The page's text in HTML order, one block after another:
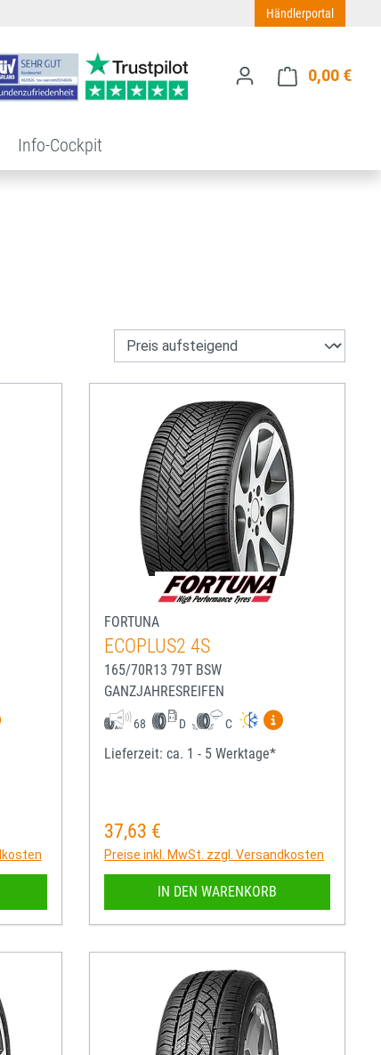
Händlerportal
0,00 €
Info-Cockpit
Mehr Informationen zum EU-Reifenlabel anzeigen
FORTUNA
ECOPLUS2 4S
165/70R13 79T BSW
GANZJAHRESREIFEN
68 D C
Mehr
Lieferzeit: ca. 1 - 5 Werktage*
Regulärer Preis:
37,63 €
Preise inkl. MwSt. zzgl. Versandkosten
IN DEN WARENKORB